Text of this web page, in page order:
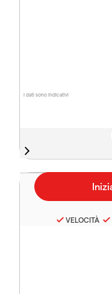
I dati sono indicativi
VELOCITÀ